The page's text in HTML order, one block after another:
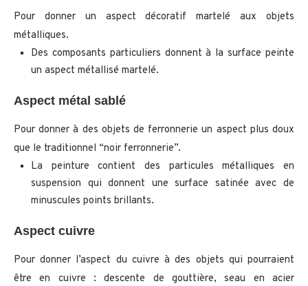
Pour donner un aspect décoratif martelé aux objets
métalliques.
Des composants particuliers donnent à la surface peinte
un aspect métallisé martelé.
Aspect métal sablé
Pour donner à des objets de ferronnerie un aspect plus doux
que le traditionnel “noir ferronnerie”.
La peinture contient des particules métalliques en
suspension qui donnent une surface satinée avec de
minuscules points brillants.
Aspect cuivre
Pour donner l’aspect du cuivre à des objets qui pourraient
être en cuivre : descente de gouttière, seau en acier